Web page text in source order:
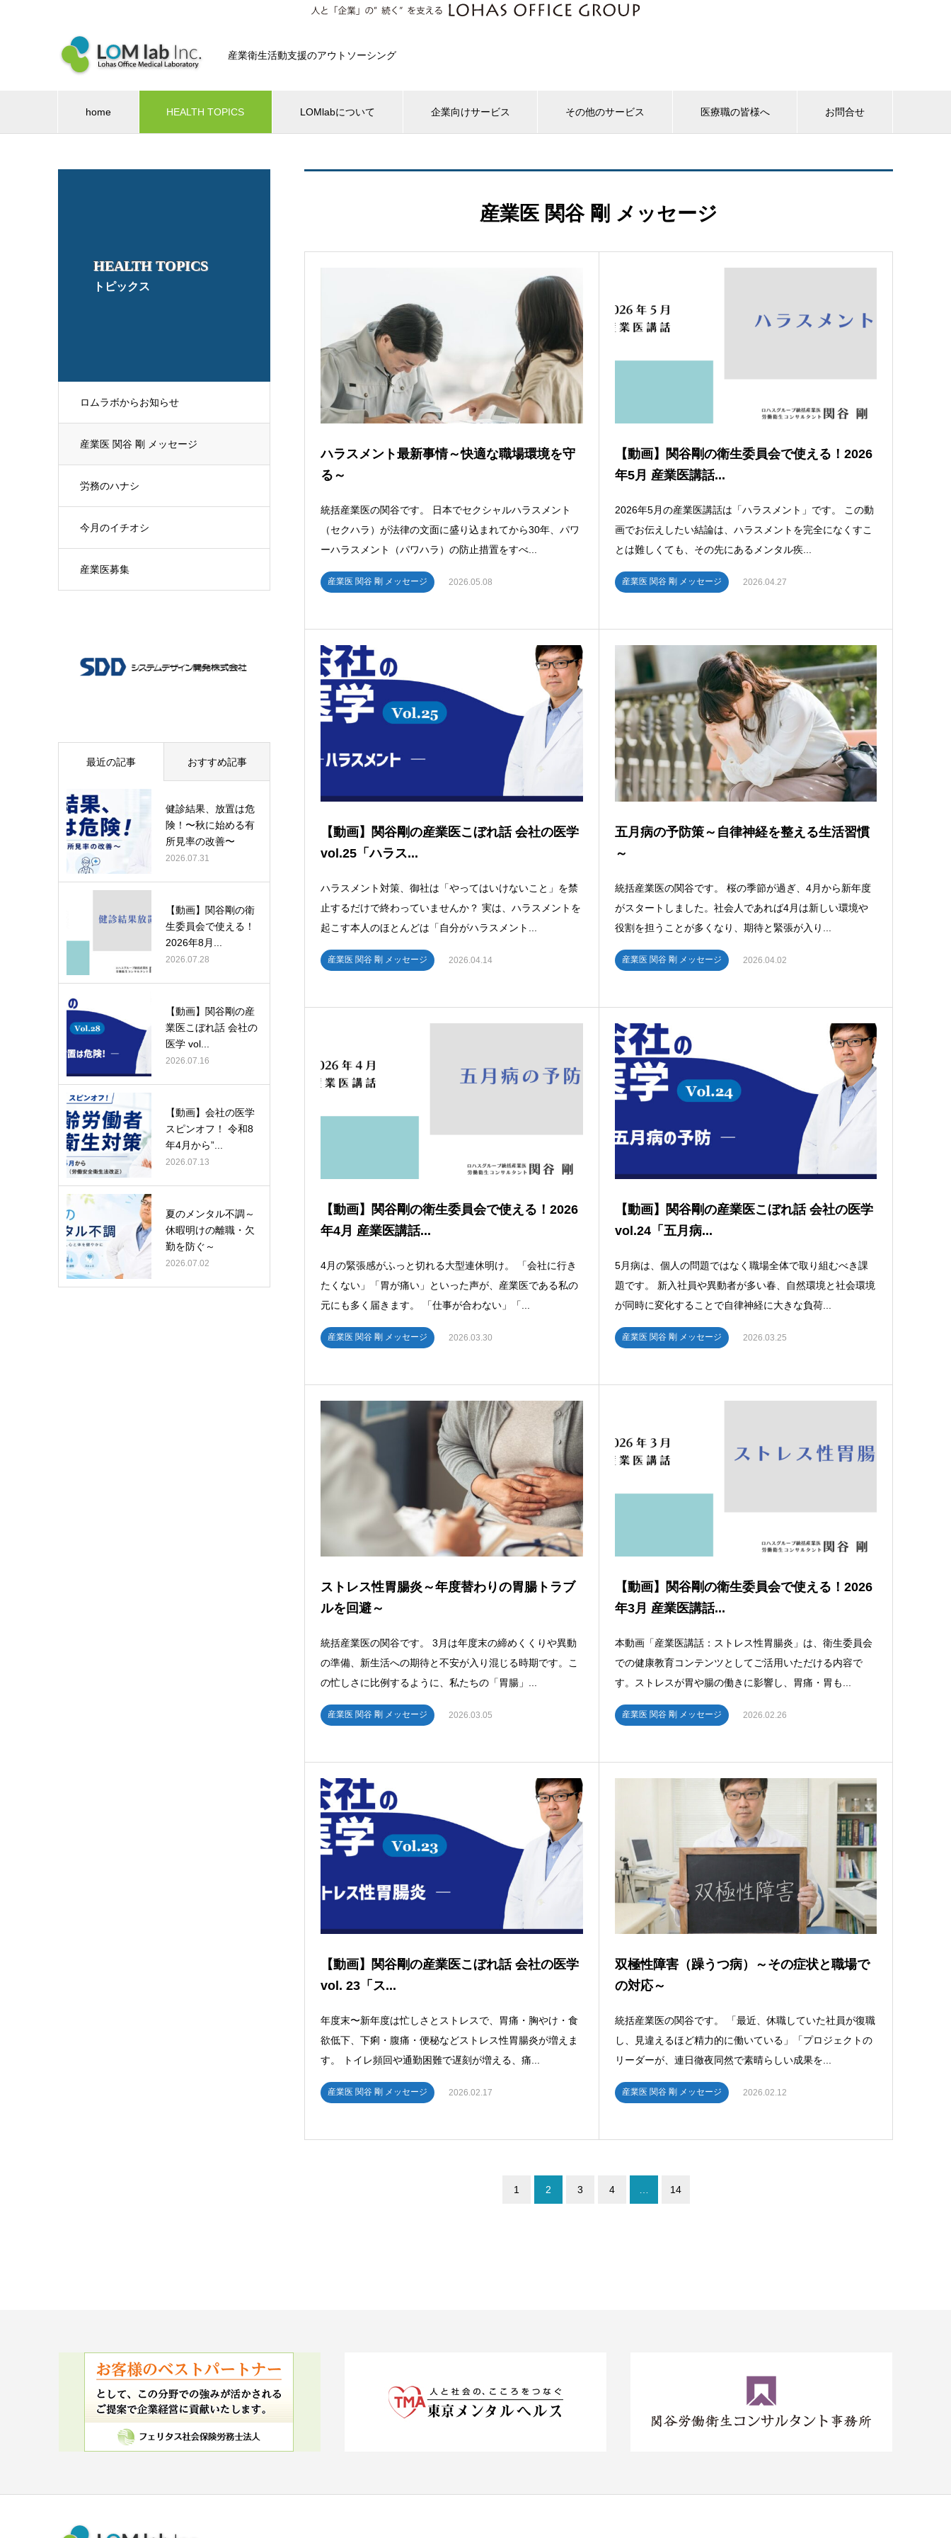
産業衛生活動支援のアウトソーシング
home HEALTH TOPICS LOMlabについて 企業向けサービス その他のサービス 医療職の皆様へ お問合せ
HEALTH TOPICS
トピックス
ロムラボからお知らせ
産業医 関谷 剛 メッセージ
労務のハナシ
今月のイチオシ
産業医募集
産業医 関谷 剛 メッセージ
ハラスメント最新事情～快適な職場環境を守
る～
統括産業医の関谷です。 日本でセクシャルハラスメント
（セクハラ）が法律の文面に盛り込まれてから30年、パワ
ーハラスメント（パワハラ）の防止措置をすべ...
産業医 関谷 剛 メッセージ 2026.05.08
【動画】関谷剛の衛生委員会で使える！2026
年5月 産業医講話...
2026年5月の産業医講話は「ハラスメント」です。 この動
画でお伝えしたい結論は、ハラスメントを完全になくすこ
とは難しくても、その先にあるメンタル疾...
産業医 関谷 剛 メッセージ 2026.04.27
【動画】関谷剛の産業医こぼれ話 会社の医学
vol.25「ハラス...
ハラスメント対策、御社は「やってはいけないこと」を禁
止するだけで終わっていませんか？ 実は、ハラスメントを
起こす本人のほとんどは「自分がハラスメント...
産業医 関谷 剛 メッセージ 2026.04.14
五月病の予防策～自律神経を整える生活習慣
～
統括産業医の関谷です。 桜の季節が過ぎ、4月から新年度
がスタートしました。社会人であれば4月は新しい環境や
役割を担うことが多くなり、期待と緊張が入り...
産業医 関谷 剛 メッセージ 2026.04.02
【動画】関谷剛の衛生委員会で使える！2026
年4月 産業医講話...
4月の緊張感がふっと切れる大型連休明け。 「会社に行き
たくない」「胃が痛い」といった声が、産業医である私の
元にも多く届きます。 「仕事が合わない」「...
産業医 関谷 剛 メッセージ 2026.03.30
【動画】関谷剛の産業医こぼれ話 会社の医学
vol.24「五月病...
5月病は、個人の問題ではなく職場全体で取り組むべき課
題です。 新入社員や異動者が多い春、自然環境と社会環境
が同時に変化することで自律神経に大きな負荷...
産業医 関谷 剛 メッセージ 2026.03.25
ストレス性胃腸炎～年度替わりの胃腸トラブ
ルを回避～
統括産業医の関谷です。 3月は年度末の締めくくりや異動
の準備、新生活への期待と不安が入り混じる時期です。こ
の忙しさに比例するように、私たちの「胃腸」...
産業医 関谷 剛 メッセージ 2026.03.05
【動画】関谷剛の衛生委員会で使える！2026
年3月 産業医講話...
本動画「産業医講話：ストレス性胃腸炎」は、衛生委員会
での健康教育コンテンツとしてご活用いただける内容で
す。ストレスが胃や腸の働きに影響し、胃痛・胃も...
産業医 関谷 剛 メッセージ 2026.02.26
【動画】関谷剛の産業医こぼれ話 会社の医学
vol. 23「ス...
年度末〜新年度は忙しさとストレスで、胃痛・胸やけ・食
欲低下、下痢・腹痛・便秘などストレス性胃腸炎が増えま
す。 トイレ頻回や通勤困難で遅刻が増える、痛...
産業医 関谷 剛 メッセージ 2026.02.17
双極性障害（躁うつ病）～その症状と職場で
の対応～
統括産業医の関谷です。 「最近、休職していた社員が復職
し、見違えるほど精力的に働いている」「プロジェクトの
リーダーが、連日徹夜同然で素晴らしい成果を...
産業医 関谷 剛 メッセージ 2026.02.12
1 2 3 4 … 14
最近の記事 おすすめ記事
健診結果、放置は危
険！〜秋に始める有
所見率の改善〜
2026.07.31
【動画】関谷剛の衛
生委員会で使える！
2026年8月...
2026.07.28
【動画】関谷剛の産
業医こぼれ話 会社の
医学 vol...
2026.07.16
【動画】会社の医学
スピンオフ！ 令和8
年4月から”...
2026.07.13
夏のメンタル不調～
休暇明けの離職・欠
勤を防ぐ～
2026.07.02